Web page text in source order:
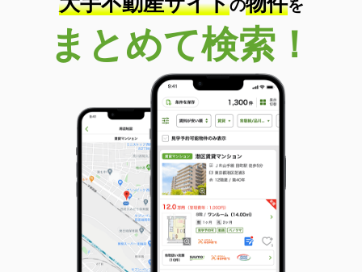
の を
まとめて検索！